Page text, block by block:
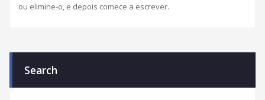
ou elimine-o, e depois comece a escrever.
Search